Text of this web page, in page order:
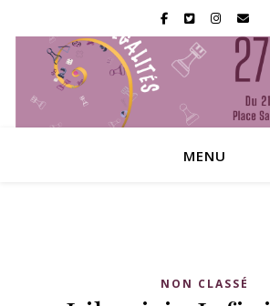
MENU
NON CLASSÉ